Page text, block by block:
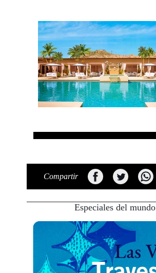
Compartir
Especiales del mundo